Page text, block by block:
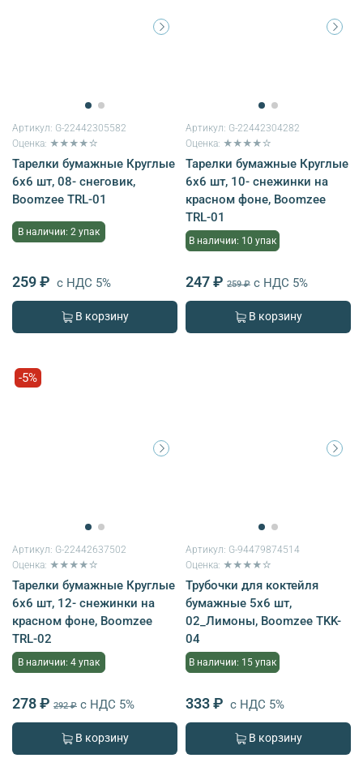
Артикул: G-22442305582
Оценка: ★★★★☆
Тарелки бумажные Круглые
6х6 шт, 08- снеговик,
Boomzee TRL-01
В наличии: 2 упак
259 ₽ с НДС 5%
В корзину
Артикул: G-22442304282
Оценка: ★★★★☆
Тарелки бумажные Круглые
6х6 шт, 10- снежинки на
красном фоне, Boomzee
TRL-01
В наличии: 10 упак
247 ₽ 259 ₽ с НДС 5%
В корзину
-5%
Артикул: G-22442637502
Оценка: ★★★★☆
Тарелки бумажные Круглые
6х6 шт, 12- снежинки на
красном фоне, Boomzee
TRL-02
В наличии: 4 упак
278 ₽ 292 ₽ с НДС 5%
В корзину
Артикул: G-94479874514
Оценка: ★★★★☆
Трубочки для коктейля
бумажные 5х6 шт,
02_Лимоны, Boomzee TKK-
04
В наличии: 15 упак
333 ₽ с НДС 5%
В корзину